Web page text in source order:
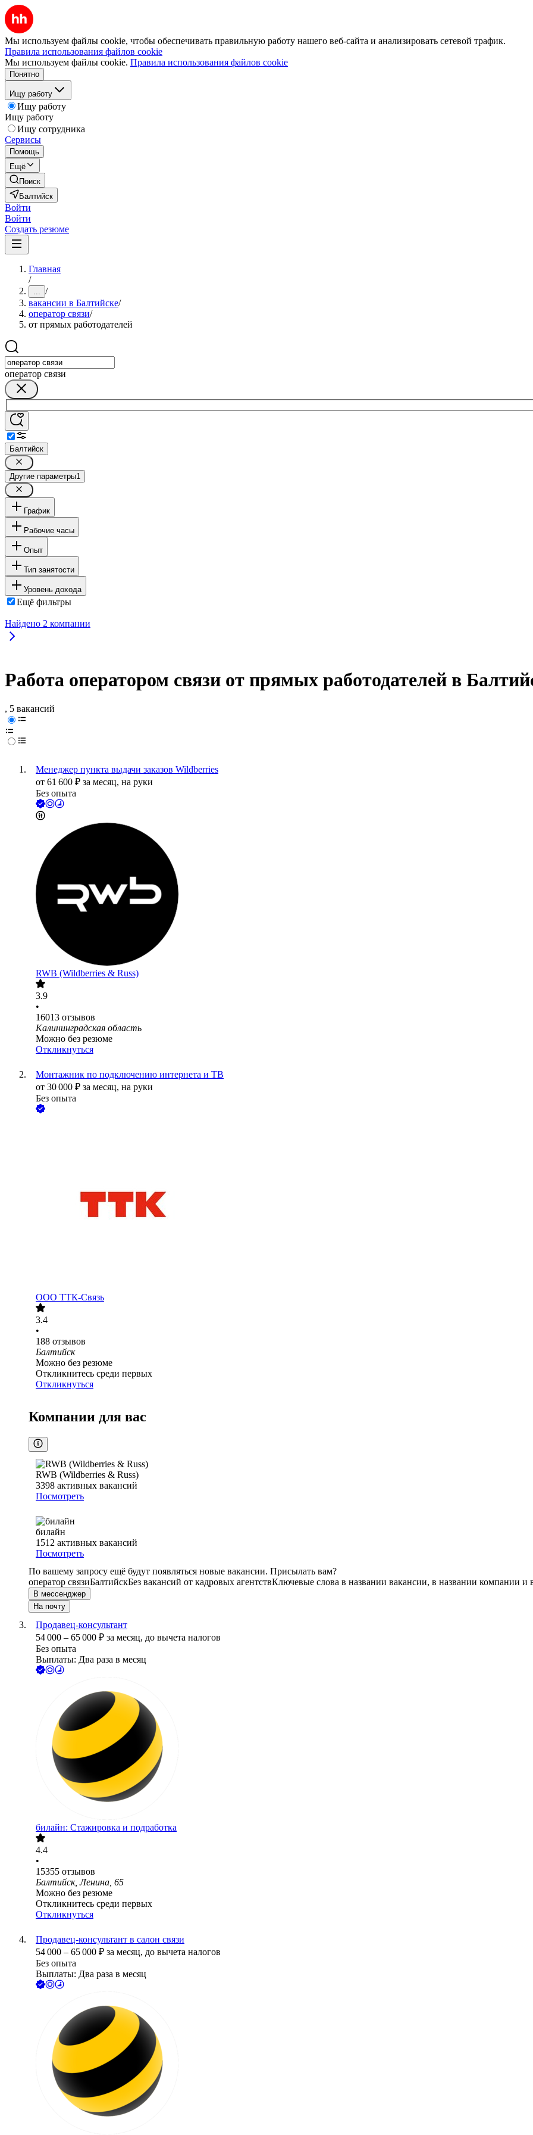
Мы используем файлы cookie, чтобы обеспечивать правильную работу нашего веб-сайта и анализировать сетевой трафик.
Правила использования файлов cookie
Мы используем файлы cookie. Правила использования файлов cookie
Понятно
Ищу работу
Ищу работу
Ищу работу
Ищу сотрудника
Сервисы
Помощь
Ещё
Поиск
Балтийск
Войти
Войти
Создать резюме
Главная
/
... /
вакансии в Балтийске/
оператор связи/
от прямых работодателей
оператор связи
Балтийск
Другие параметры1
График
Рабочие часы
Опыт
Тип занятости
Уровень дохода
Ещё фильтры
Найдено 2 компании
Работа оператором связи от прямых работодателей в
, 5 вакансий
Менеджер пункта выдачи заказов Wildberries
от 61 600 ₽ за месяц, на руки
Без опыта
RWB (Wildberries & Russ)
3.9
•
16013 отзывов
Калининградская область
Можно без резюме
Откликнуться
Монтажник по подключению интернета и ТВ
от 30 000 ₽ за месяц, на руки
Без опыта
ООО ТТК-Связь
3.4
•
188 отзывов
Балтийск
Можно без резюме
Откликнитесь среди первых
Откликнуться
Компании для вас
RWB (Wildberries & Russ)
3398 активных вакансий
Посмотреть
билайн
1512 активных вакансий
Посмотреть
По вашему запросу ещё будут появляться новые вакансии. Присылать вам?
оператор связиБалтийскБез вакансий от кадровых агентствКлючевые слова в названии вакансии, в названии компании и
В мессенджер
На почту
Продавец-консультант
54 000 – 65 000 ₽ за месяц, до вычета налогов
Без опыта
Выплаты: Два раза в месяц
билайн: Стажировка и подработка
4.4
•
15355 отзывов
Балтийск, Ленина, 65
Можно без резюме
Откликнитесь среди первых
Откликнуться
Продавец-консультант в салон связи
54 000 – 65 000 ₽ за месяц, до вычета налогов
Без опыта
Выплаты: Два раза в месяц